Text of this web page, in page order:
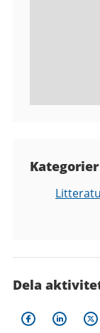
Kategorier
Dela